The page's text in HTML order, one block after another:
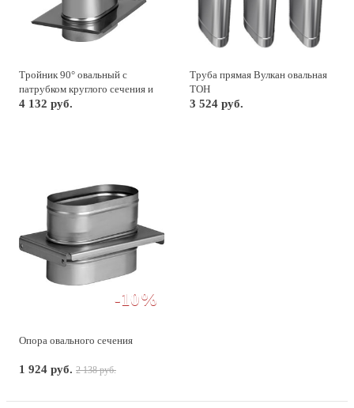
Тройник 90° овальный с
патрубком круглого сечения и
опорной пластиной
4 132 руб.
Труба прямая Вулкан овальная
TOH
3 524 руб.
-10%
Опора овального сечения
1 924 руб. 2 138 руб.